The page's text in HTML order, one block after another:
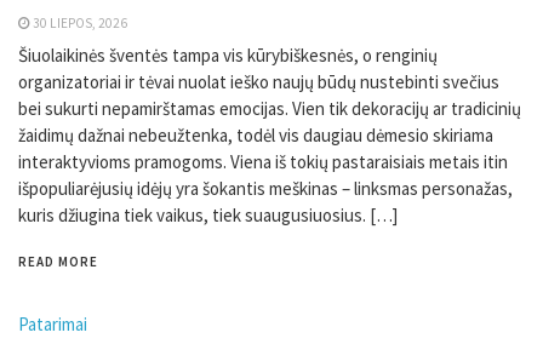
30 LIEPOS, 2026
Šiuolaikinės šventės tampa vis kūrybiškesnės, o renginių
organizatoriai ir tėvai nuolat ieško naujų būdų nustebinti svečius
bei sukurti nepamirštamas emocijas. Vien tik dekoracijų ar tradicinių
žaidimų dažnai nebeužtenka, todėl vis daugiau dėmesio skiriama
interaktyvioms pramogoms. Viena iš tokių pastaraisiais metais itin
išpopuliarėjusių idėjų yra šokantis meškinas – linksmas personažas,
kuris džiugina tiek vaikus, tiek suaugusiuosius. […]
READ MORE
Patarimai